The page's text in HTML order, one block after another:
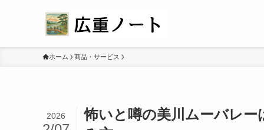
ホーム 商品・サービス
怖いと噂の美川ムーバレ
2026